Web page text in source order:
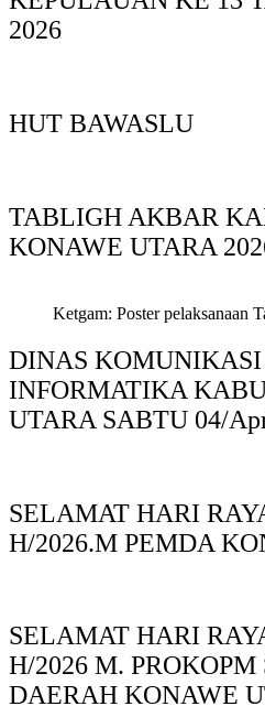
2026
HUT BAWASLU
TABLIGH AKBAR
KONAWE UTARA
Ketgam: Poster pelaksanaan
DINAS
INFORMATIKA
UTARA SABTU 04/
SELAMAT HARI
H/2026.M PEMDA
SELAMAT HARI
H/2026 M.
DAERAH KONAWE